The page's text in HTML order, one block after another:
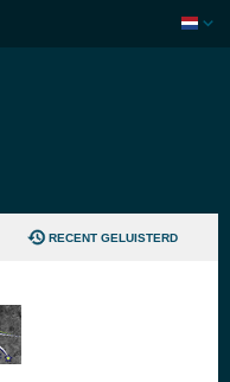
RECENT GELUISTERD